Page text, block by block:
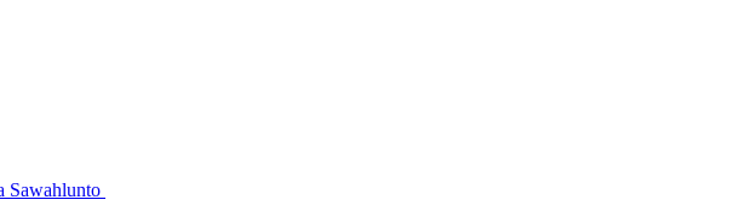
Sawahlunto